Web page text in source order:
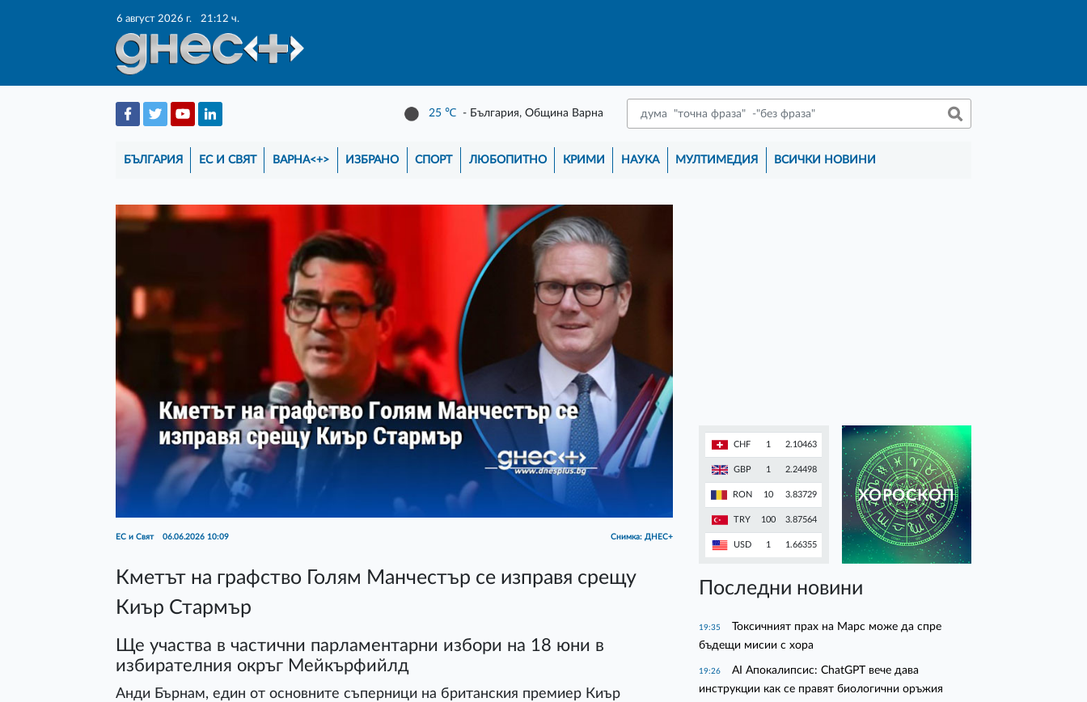
6 август 2026 г. 21:12 ч.
25 ℃ - България, Община Варна
БЪЛГАРИЯ ЕС И СВЯТ ВАРНА<+> ИЗБРАНО СПОРТ ЛЮБОПИТНО КРИМИ НАУКА МУЛТИМЕДИЯ ВСИЧКИ НОВИНИ
ЕС и Свят 06.06.2026 10:09 Снимка: ДНЕС+
Кметът на графство Голям Манчестър се изправя срещу
Киър Стармър
Ще участва в частични парламентарни избори на 18 юни в
избирателния окръг Мейкърфийлд
Анди Бърнам, един от основните съперници на британския премиер Киър
CHF 1 2.10463
GBP 1 2.24498
RON 10 3.83729
TRY 100 3.87564
USD 1 1.66355
ХОРОСКОП
Последни новини
19:35
Токсичният прах на Марс може да спре
бъдещи мисии с хора
19:26
AI Апокалипсис: ChatGPT вече дава
инструкции как се правят биологични оръжия